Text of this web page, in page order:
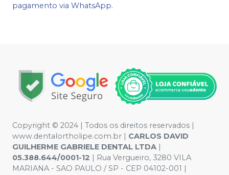
pagamento via WhatsApp.
Copyright © 2024 | Todos os direitos reservados |
www.dentalortholipe.com.br | CARLOS DAVID
GUILHERME GABRIELE DENTAL LTDA |
05.388.644/0001-12 | Rua Vergueiro, 3280 VILA
MARIANA - SAO PAULO / SP - CEP 04102-001 |